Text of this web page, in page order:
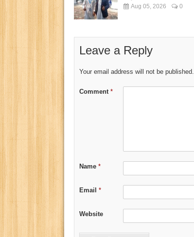
Aug 05, 2026 0
Leave a Reply
Your email address will not be published.
Comment *
Name *
Email *
Website